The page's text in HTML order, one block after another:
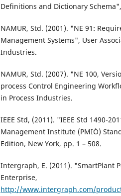
Definitions and Dictionary
NAMUR, Std. (2001). "NE 91:
Management Systems", User
Industries.
NAMUR, Std. (2007). "NE 100,
process Control Engineering
in Process Industries.
IEEE Std, (2011). "IEEE Std 1490-
Management Institute (PMIÒ)
Edition, New York, pp. 1 – 508.
Intergraph, E. (2011). "SmartPlant
Enterprise,
http://www.intergraph.com/